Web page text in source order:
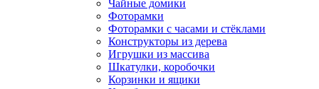
Чайные домики
Фоторамки
Фоторамки с часами и стёклами
Конструкторы из дерева
Игрушки из массива
Шкатулки, коробочки
Корзинки и ящики